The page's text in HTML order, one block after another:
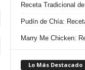
Receta Tradicional
Pudín de Chía:
Marry Me Chicken:
Lo Más Destacado